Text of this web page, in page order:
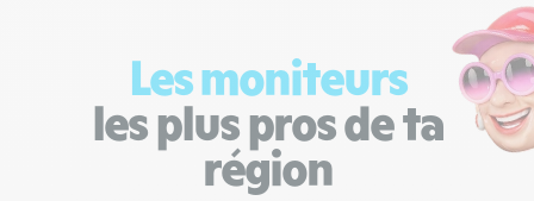
Les moniteurs
les plus pros de ta
région